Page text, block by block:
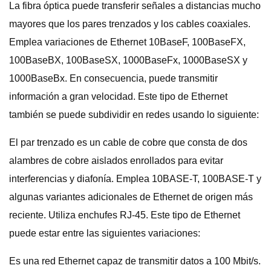
La fibra óptica puede transferir señales a distancias mucho
mayores que los pares trenzados y los cables coaxiales.
Emplea variaciones de Ethernet 10BaseF, 100BaseFX,
100BaseBX, 100BaseSX, 1000BaseFx, 1000BaseSX y
1000BaseBx. En consecuencia, puede transmitir
información a gran velocidad. Este tipo de Ethernet
también se puede subdividir en redes usando lo siguiente:
El par trenzado es un cable de cobre que consta de dos
alambres de cobre aislados enrollados para evitar
interferencias y diafonía. Emplea 10BASE-T, 100BASE-T y
algunas variantes adicionales de Ethernet de origen más
reciente. Utiliza enchufes RJ-45. Este tipo de Ethernet
puede estar entre las siguientes variaciones:
Es una red Ethernet capaz de transmitir datos a 100 Mbit/s.